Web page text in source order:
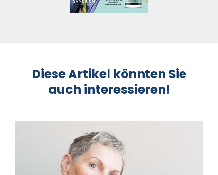
Diese Artikel könnten Sie
auch interessieren!